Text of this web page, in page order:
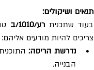
תנאים ושיקולים:
בעוד שתכנית רע/1010/ב
צריכים להיות מודעים אליהם:
נדרשת הריסה:
הבנייה.